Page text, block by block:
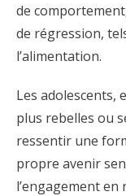
de
de régression,
l’alimentation.
Les adolescents,
plus rebelles ou
ressentir une
propre avenir
l’engagement en